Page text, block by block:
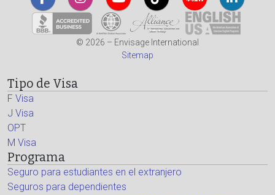
© 2026 – Envisage International
Sitemap
Tipo de Visa
F Visa
J Visa
OPT
M Visa
Programa
Seguro para estudiantes en el extranjero
Seguros para dependientes